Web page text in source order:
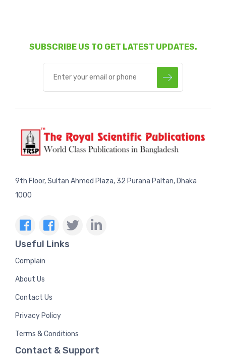
SUBSCRIBE US TO GET LATEST UPDATES.
9th Floor, Sultan Ahmed Plaza, 32 Purana Paltan, Dhaka
1000
Useful Links
Complain
About Us
Contact Us
Privacy Policy
Terms & Conditions
Contact & Support